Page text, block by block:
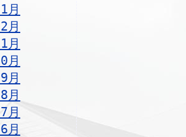
月
月
月
月
月
月
月
月